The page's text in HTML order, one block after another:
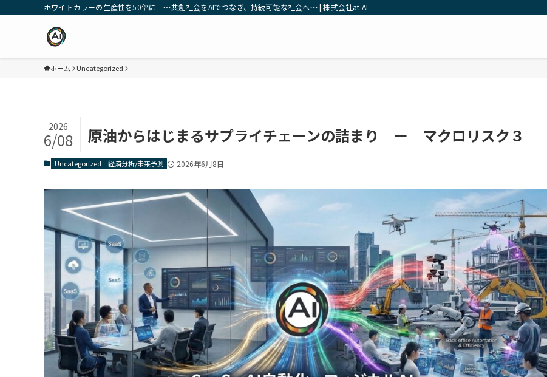
ホワイトカラーの生産性を50倍に ～共創社会をAIでつなぎ、持続可能な社会へ～ | 株式会社at.AI
ホーム Uncategorized
原油からはじまるサプライチェーンの詰まり ー マクロリスク３
2026
6/08
Uncategorized 経済分析/未来予測 2026年6月8日